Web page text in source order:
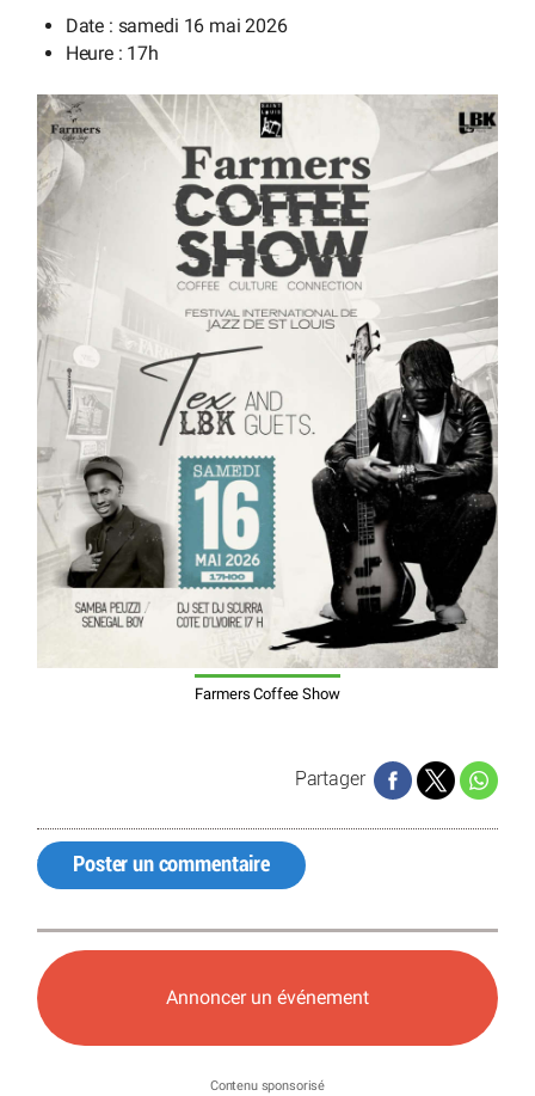
Date : samedi 16 mai 2026
Heure : 17h
Farmers Coffee Show
Partager
Poster un commentaire
Annoncer un événement